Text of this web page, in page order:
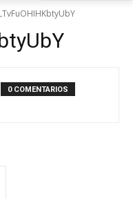
0 COMENTARIOS